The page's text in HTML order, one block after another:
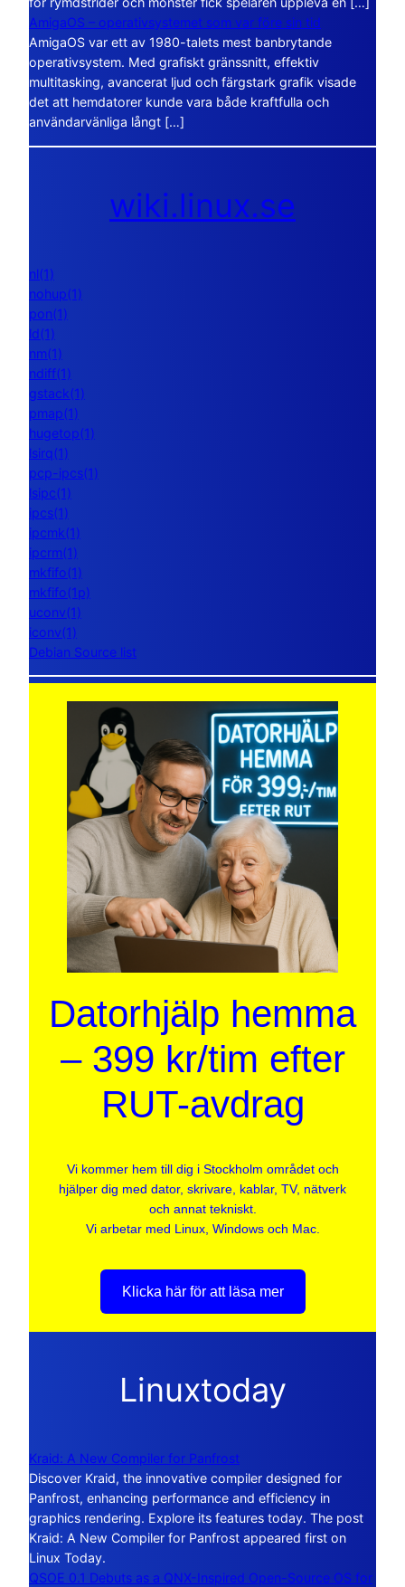
AmigaOS – operativsystemet som var före sin tid
AmigaOS var ett av 1980-talets mest banbrytande
operativsystem. Med grafiskt gränssnitt, effektiv
multitasking, avancerat ljud och färgstark grafik visade
det att hemdatorer kunde vara både kraftfulla och
användarvänliga långt […]
wiki.linux.se
nl(1)
nohup(1)
pon(1)
ld(1)
nm(1)
ndiff(1)
gstack(1)
pmap(1)
hugetop(1)
lsirq(1)
pcp-ipcs(1)
lsipc(1)
ipcs(1)
ipcmk(1)
ipcrm(1)
mkfifo(1)
mkfifo(1p)
uconv(1)
iconv(1)
Debian Source list
Datorhjälp hemma
– 399 kr/tim efter
RUT-avdrag
Vi kommer hem till dig i Stockholm området och
hjälper dig med dator, skrivare, kablar, TV, nätverk
och annat tekniskt.
Vi arbetar med Linux, Windows och Mac.
Klicka här för att läsa mer
Linuxtoday
Kraid: A New Compiler for Panfrost
Discover Kraid, the innovative compiler designed for
Panfrost, enhancing performance and efficiency in
graphics rendering. Explore its features today. The post
Kraid: A New Compiler for Panfrost appeared first on
Linux Today.
QSOE 0.1 Debuts as a QNX-Inspired Open-Source OS for